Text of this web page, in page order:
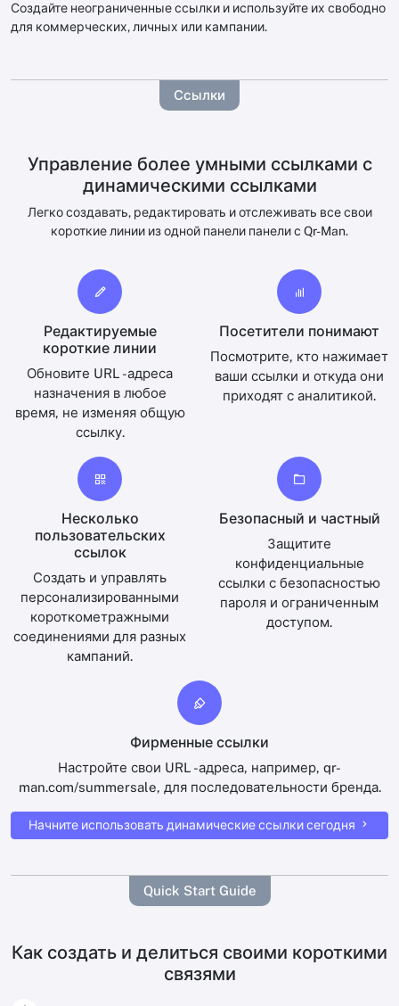
Создайте неограниченные ссылки и используйте их свободно
для коммерческих, личных или кампании.
Ссылки
Управление более умными ссылками с
динамическими ссылками
Легко создавать, редактировать и отслеживать все свои
короткие линии из одной панели панели с Qr-Man.
Редактируемые
короткие линии
Обновите URL -адреса
назначения в любое
время, не изменяя общую
ссылку.
Посетители понимают
Посмотрите, кто нажимает
ваши ссылки и откуда они
приходят с аналитикой.
Несколько
пользовательских
ссылок
Создать и управлять
персонализированными
короткометражными
соединениями для разных
кампаний.
Безопасный и частный
Защитите
конфиденциальные
ссылки с безопасностью
пароля и ограниченным
доступом.
Фирменные ссылки
Настройте свои URL -адреса, например, qr-
man.com/summersale, для последовательности бренда.
Начните использовать динамические ссылки сегодня
Quick Start Guide
Как создать и делиться своими короткими
связями